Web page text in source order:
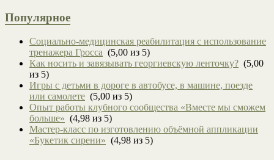
Популярное
Социально-медицинская реабилитация с использование
тренажера Гросса (5,00 из 5)
Как носить и завязывать георгиевскую ленточку? (5,00
из 5)
Игры с детьми в дороге в автобусе, в машине, поезде
или самолете (5,00 из 5)
Опыт работы клубного сообщества «Вместе мы сможем
больше» (4,98 из 5)
Мастер-класс по изготовлению объёмной аппликации
«Букетик сирени» (4,98 из 5)